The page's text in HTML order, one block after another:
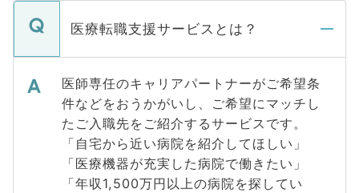
医療転職支援サービスとは？
医師専任のキャリアパートナーがご希望条
件などをおうかがいし、ご希望にマッチし
たご入職先をご紹介するサービスです。
「自宅から近い病院を紹介してほしい」
「医療機器が充実した病院で働きたい」
「年収1,500万円以上の病院を探してい